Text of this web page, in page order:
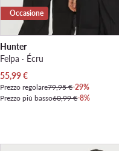
Occasione
Hunter
Felpa · Écru
Prezzo attuale
55,99€
Prezzo regolare79,95 €-29%
Prezzo più basso60,99 €-8%